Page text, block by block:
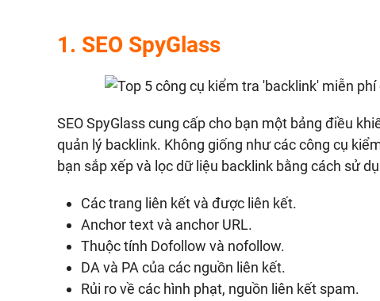
1. SEO SpyGlass
SEO SpyGlass cung cấp cho bạn một bảng điều
quản lý backlink. Không giống như các công cụ
bạn sắp xếp và lọc dữ liệu backlink bằng cách sử
Các trang liên kết và được liên kết.
Anchor text và anchor URL.
Thuộc tính Dofollow và nofollow.
DA và PA của các nguồn liên kết.
Rủi ro về các hình phạt, nguồn liên kết spam.